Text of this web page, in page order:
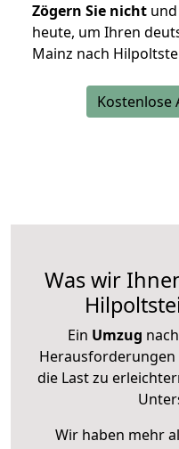
Zögern Sie nicht
heute, um Ihren
Mainz nach
Kostenlose
Was wir
Ein Umzug
die Last zu
Wir haben mehr